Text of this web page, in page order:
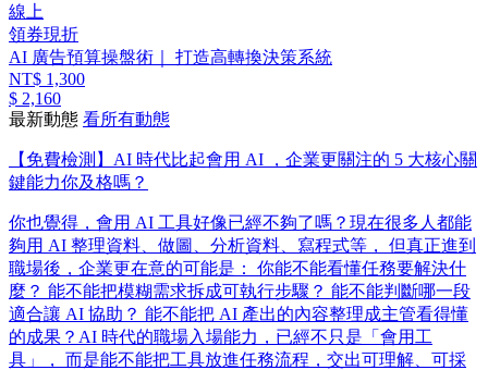
線上
領券現折
AI 廣告預算操盤術｜ 打造高轉換決策系統
NT$ 1,300
$ 2,160
最新動態 看所有動態
【免費檢測】AI 時代比起會用 AI ，企業更關注的 5 大核心關
鍵能力你及格嗎？
你也覺得，會用 AI 工具好像已經不夠了嗎？ ​ 現在很多人都能
夠用 AI 整理資料、做圖、分析資料、寫程式等， 但真正進到
職場後，企業更在意的可能是： 你能不能看懂任務要解決什
麼？ 能不能把模糊需求拆成可執行步驟？ 能不能判斷哪一段
適合讓 AI 協助？ 能不能把 AI 產出的內容整理成主管看得懂
的成果？ ​ AI 時代的職場入場能力，已經不只是「會用工
具」， 而是能不能把工具放進任務流程，交出可理解、可採